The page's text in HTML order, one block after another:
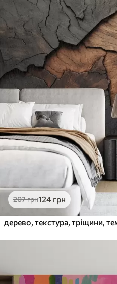
207грн124 грн